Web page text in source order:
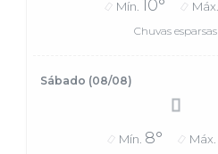
Mín. 10° Máx.
Chuvas esparsas
Sábado (08/08)
Mín. 8° Máx.